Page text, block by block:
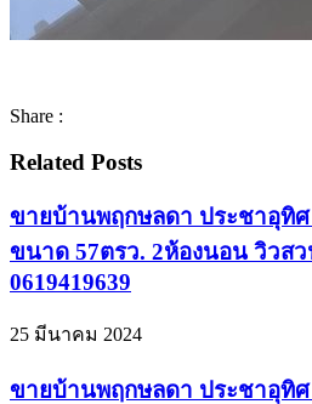
Share :
Related Posts
ขายบ้านพฤกษลดา ประชาอุทิ
ขนาด 57ตรว. 2ห้องนอน วิวส
0619419639
25 มีนาคม 2024
ขายบ้านพฤกษลดา ประชาอุทิ